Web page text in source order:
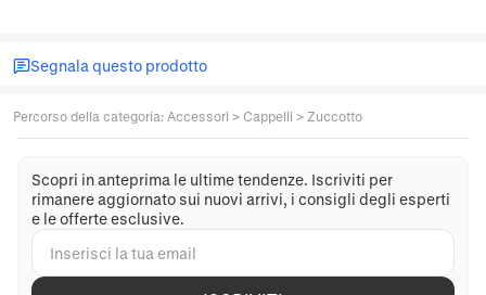
Segnala questo prodotto
Percorso della categoria: Accessori > Cappelli > Zuccotto
Scopri in anteprima le ultime tendenze. Iscriviti per
rimanere aggiornato sui nuovi arrivi, i consigli degli esperti
e le offerte esclusive.